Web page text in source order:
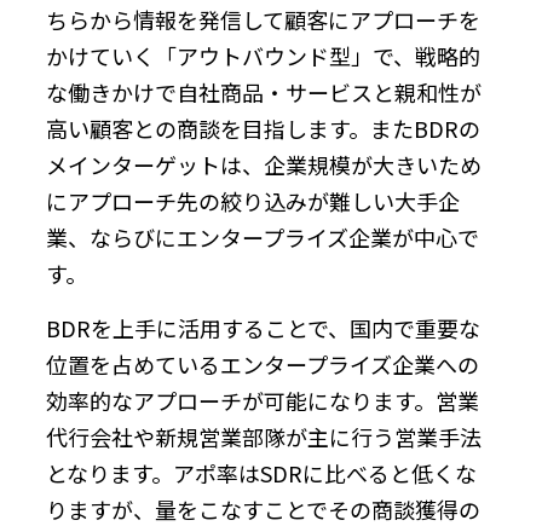
ちらから情報を発信して顧客にアプローチを
かけていく「アウトバウンド型」で、戦略的
な働きかけで自社商品・サービスと親和性が
高い顧客との商談を目指します。またBDRの
メインターゲットは、企業規模が大きいため
にアプローチ先の絞り込みが難しい大手企
業、ならびにエンタープライズ企業が中心で
す。
BDRを上手に活用することで、国内で重要な
位置を占めているエンタープライズ企業への
効率的なアプローチが可能になります。営業
代行会社や新規営業部隊が主に行う営業手法
となります。アポ率はSDRに比べると低くな
りますが、量をこなすことでその商談獲得の